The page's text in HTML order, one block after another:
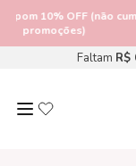
(não cumulativo com
Faltam R$